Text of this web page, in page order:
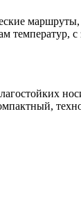
температур,